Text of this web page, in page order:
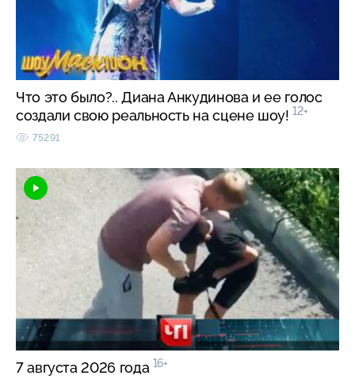
Что это было?.. Диана Анкудинова и ее голос
создали свою реальность на сцене шоу! 12+
75291
7 августа 2026 года 16+